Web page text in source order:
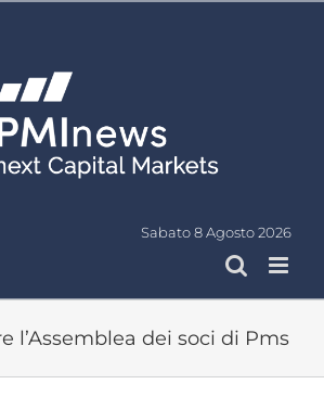
Sabato 8 Agosto 2026
l’Assemblea dei soci di Pms